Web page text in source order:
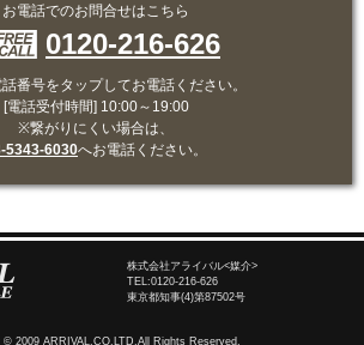
お電話でのお問合せはこちら
0120-216-626
話番号をタップしてお電話ください。
[電話受付時間] 10:00～19:00
※繋がりにくい場合は、
5343-6030へお電話ください。
株式会社アライバル<媒介>
TEL:0120-216-626
東京都知事(4)第87502号
© 2009 ARRIVAL.CO.LTD.All Rights Reserved.